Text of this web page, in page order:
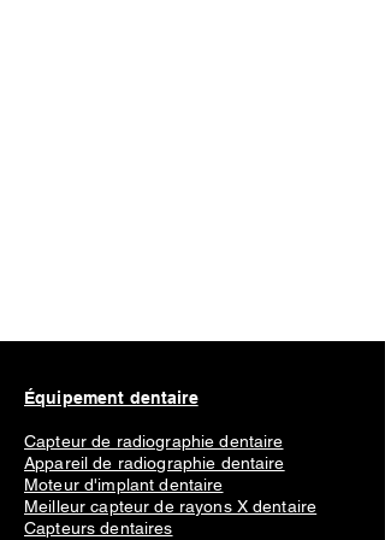
Équipement dentaire
Capteur de radiographie dentaire
Appareil de radiographie dentaire
Moteur d'implant dentaire
Meilleur capteur de rayons X dentaire
Capteurs dentaires